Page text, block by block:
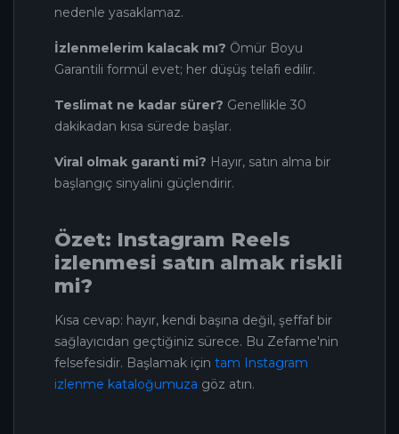
nedenle yasaklamaz.
İzlenmelerim kalacak mı? Ömür Boyu
Garantili formül evet; her düşüş telafi edilir.
Teslimat ne kadar sürer? Genellikle 30
dakikadan kısa sürede başlar.
Viral olmak garanti mi? Hayır, satın alma bir
başlangıç sinyalini güçlendirir.
Özet: Instagram Reels
izlenmesi satın almak riskli
mi?
Kısa cevap: hayır, kendi başına değil, şeffaf bir
sağlayıcıdan geçtiğiniz sürece. Bu Zefame'nin
felsefesidir. Başlamak için tam Instagram
izlenme kataloğumuza göz atın.